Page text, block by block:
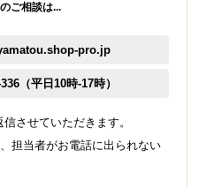
ご相談は...
pro.jp
（平日10時-17時）
させていただきます。
担当者がお電話に出られない